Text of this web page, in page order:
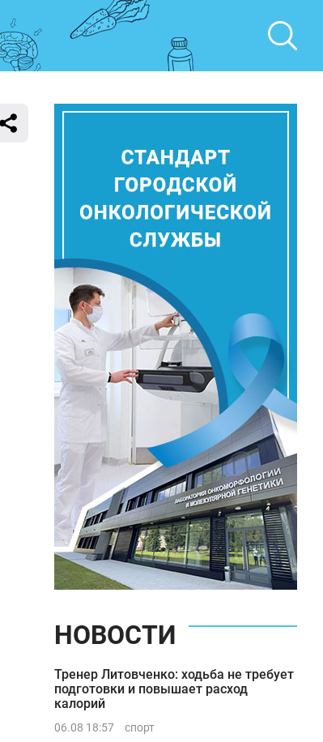
НОВОСТИ
Тренер Литовченко: ходьба не требует
подготовки и повышает расход
калорий
06.08 18:57 спорт